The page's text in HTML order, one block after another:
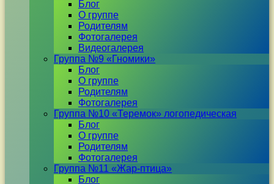
Блог
О группе
Родителям
Фотогалерея
Видеогалерея
Группа №9 «Гномики»
Блог
О группе
Родителям
Фотогалерея
Группа №10 «Теремок» логопедическая
Блог
О группе
Родителям
Фотогалерея
Группа №11 «Жар-птица»
Блог